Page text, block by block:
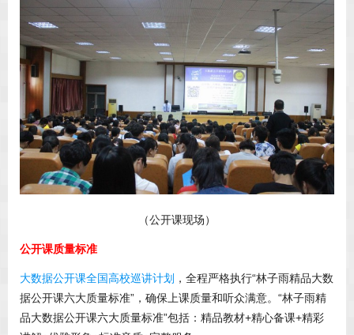
（公开课现场）
公开课质量标准
大数据公开课全国高校巡讲计划 ，全程严格执行“林子雨精品大数
据公开课六大质量标准”，确保上课质量和听众满意。“林子雨精
品大数据公开课六大质量标准”包括：精品教材+精心备课+精彩